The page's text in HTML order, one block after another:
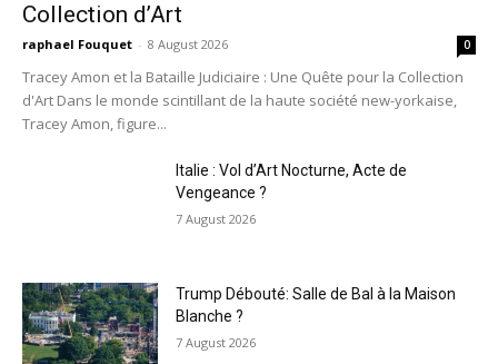
Collection d’Art
raphael Fouquet - 8 August 2026 0
Tracey Amon et la Bataille Judiciaire : Une Quête pour la Collection
d'Art Dans le monde scintillant de la haute société new-yorkaise,
Tracey Amon, figure...
Italie : Vol d’Art Nocturne, Acte de
Vengeance ?
7 August 2026
Trump Débouté: Salle de Bal à la Maison
Blanche ?
7 August 2026